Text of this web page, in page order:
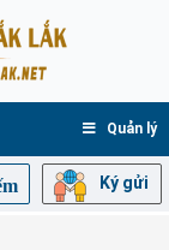
Quản lý
Ký gửi